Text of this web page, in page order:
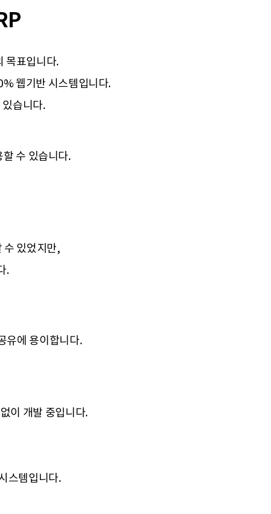
목표입니다.
웹기반 시스템입니다.
습니다.
수 있습니다.
수 있었지만,
.
유에 용이합니다.
이 개발 중입니다.
스템입니다.